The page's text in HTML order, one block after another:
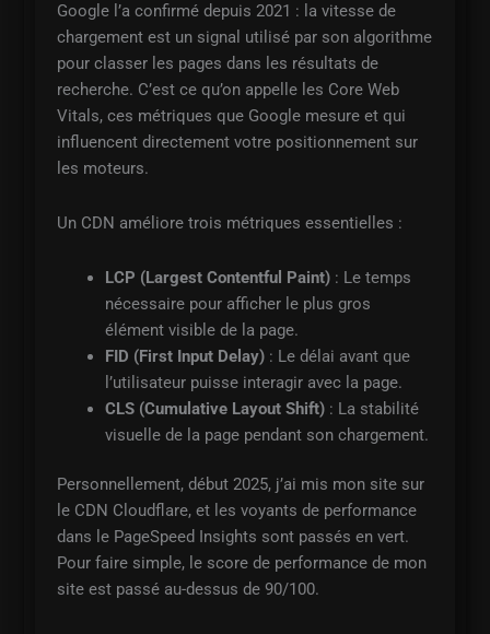
Google l’a confirmé depuis 2021 : la vitesse de
chargement est un signal utilisé par son algorithme
pour classer les pages dans les résultats de
recherche. C’est ce qu’on appelle les Core Web
Vitals, ces métriques que Google mesure et qui
influencent directement votre positionnement sur
les moteurs.
Un CDN améliore trois métriques essentielles :
LCP (Largest Contentful Paint) : Le temps
nécessaire pour afficher le plus gros
élément visible de la page.
FID (First Input Delay) : Le délai avant que
l’utilisateur puisse interagir avec la page.
CLS (Cumulative Layout Shift) : La stabilité
visuelle de la page pendant son chargement.
Personnellement, début 2025, j’ai mis mon site sur
le CDN Cloudflare, et les voyants de performance
dans le PageSpeed Insights sont passés en vert.
Pour faire simple, le score de performance de mon
site est passé au-dessus de 90/100.